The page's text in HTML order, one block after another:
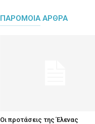
ΠΑΡΟΜΟΙΑ ΑΡΘΡΑ
Οι προτάσεις της Έλενας